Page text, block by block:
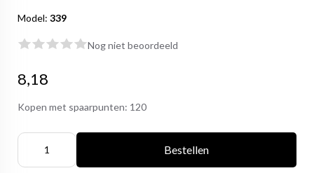
Model: 339
Nog niet beoordeeld
8,18
Kopen met spaarpunten: 120
Bestellen